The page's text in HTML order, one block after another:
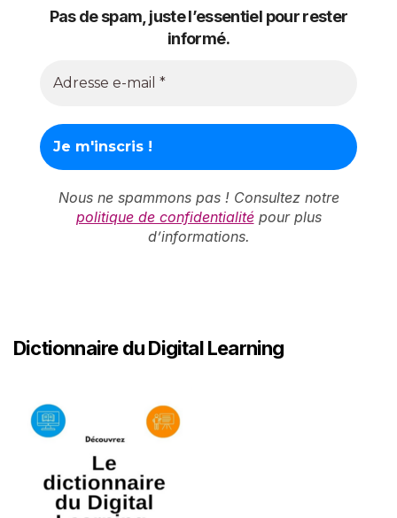
Pas de spam, juste l’essentiel pour rester
informé.
Nous ne spammons pas ! Consultez notre
politique de confidentialitépour plus
d’informations.
Dictionnaire du Digital Learning